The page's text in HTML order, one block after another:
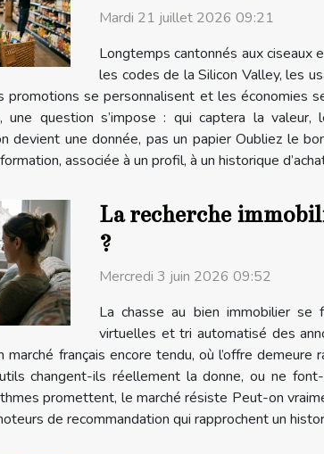
Mardi 21 juillet 2026 09:21
Longtemps cantonnés aux ciseaux
les codes de la Silicon Valley, les
promotions se personnalisent et les économies
une question s’impose : qui captera la
devient une donnée, pas un papier Oubliez le
associée à un profil, à un historique
La recherche
?
Mercredi 3 juin 2026 09:52
La chasse au bien immobilier se
virtuelles et tri automatisé des
marché français encore tendu, où l’offre
changent-ils réellement la donne, ou ne
promettent, le marché résiste Peut-on
de recommandation qui rapprochent un